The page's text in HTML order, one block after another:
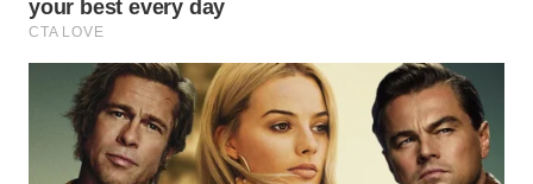
TENGAH
WN DELI
SERDANG
WN